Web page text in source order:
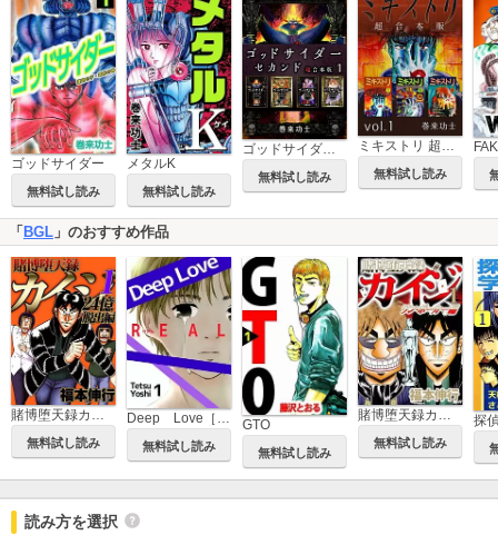
ゴッドサイダー
無料試し読み
メタルK
無料試し読み
ゴッドサイダー セカンド 超合本版
無料試し読み
ミキストリ 超合本版
無料試し読み
「 BGL 」のおすすめ作品
賭博堕天録カイジ 24億脱出編
無料試し読み
Deep Love［REAL]
無料試し読み
GTO
無料試し読み
無料試し読み
探
読み方を選択